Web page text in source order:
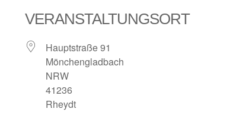
VERANSTALTUNGSORT
Hauptstraße 91
Mönchengladbach
NRW
41236
Rheydt